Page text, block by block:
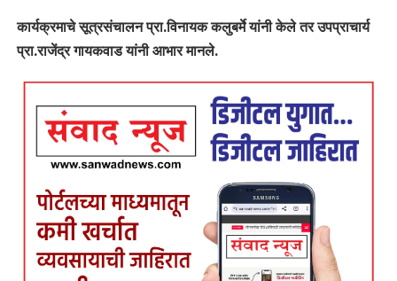
कार्यक्रमाचे सूत्रसंचालन प्रा.विनायक कलुबर्मे यांनी केले तर उपप्राचार्य
प्रा.राजेंद्र गायकवाड यांनी आभार मानले.